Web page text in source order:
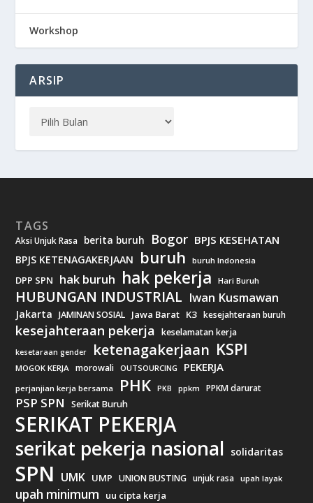
Workshop
ARSIP
TAGS
Aksi Unjuk Rasa berita buruh Bogor BPJS KESEHATAN
BPJS KETENAGAKERJAAN buruh buruh Indonesia
DPP SPN hak buruh hak pekerja Hari Buruh
HUBUNGAN INDUSTRIAL Iwan Kusmawan
Jakarta JAMINAN SOSIAL Jawa Barat K3 kesejahteraan buruh
kesejahteraan pekerja keselamatan kerja
kesetaraan gender ketenagakerjaan KSPI
MOGOK KERJA morowali OUTSOURCING PEKERJA
perjanjian kerja bersama PHK PKB ppkm PPKM darurat
PSP SPN Serikat Buruh
SERIKAT PEKERJA
serikat pekerja nasional solidaritas
SPN UMK UMP UNION BUSTING unjuk rasa upah layak
upah minimum uu cipta kerja